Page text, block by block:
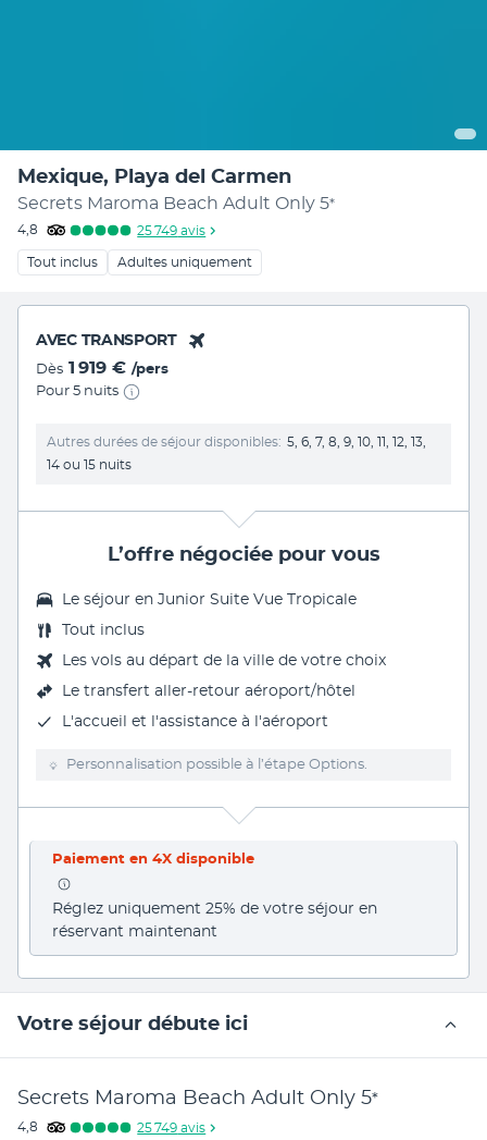
Mexique, Playa del Carmen
Secrets Maroma Beach Adult Only 5*
4,8 25 749 avis
Tout inclus Adultes uniquement
AVEC TRANSPORT
Dès 1 919 € /pers
Pour 5 nuits
Autres durées de séjour disponibles
5, 6, 7, 8, 9, 10, 11, 12, 13,
14 ou 15 nuits
L’offre négociée pour vous
Le séjour en Junior Suite Vue Tropicale
Tout inclus
Les vols au départ de la ville de votre choix
Le transfert aller-retour aéroport/hôtel
L'accueil et l'assistance à l'aéroport
Personnalisation possible à l’étape Options.
Paiement en 4X disponible
Réglez uniquement 25% de votre séjour en
réservant maintenant
Votre séjour débute ici
Secrets Maroma Beach Adult Only 5*
4,8 25 749 avis